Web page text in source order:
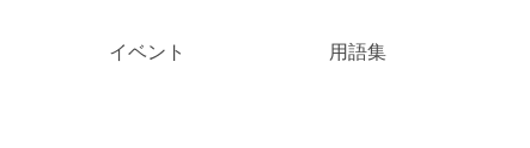
イベント 用語集